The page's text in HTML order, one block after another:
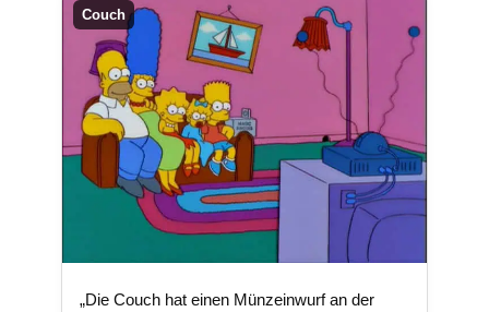
Couch
„Die Couch hat einen Münzeinwurf an der